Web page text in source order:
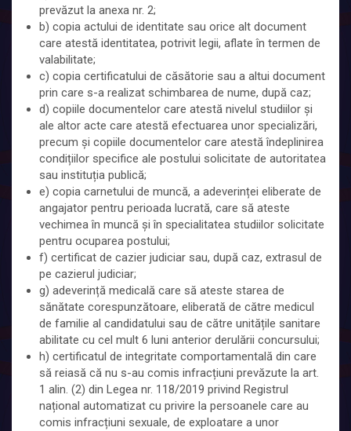
prevăzut la anexa nr. 2;
b) copia actului de identitate sau orice alt document
care atestă identitatea, potrivit legii, aflate în termen de
valabilitate;
c) copia certificatului de căsătorie sau a altui document
prin care s-a realizat schimbarea de nume, după caz;
d) copiile documentelor care atestă nivelul studiilor și
ale altor acte care atestă efectuarea unor specializări,
precum și copiile documentelor care atestă îndeplinirea
condițiilor specifice ale postului solicitate de autoritatea
sau instituția publică;
e) copia carnetului de muncă, a adeverinței eliberate de
angajator pentru perioada lucrată, care să ateste
vechimea în muncă și în specialitatea studiilor solicitate
pentru ocuparea postului;
f) certificat de cazier judiciar sau, după caz, extrasul de
pe cazierul judiciar;
g) adeverință medicală care să ateste starea de
sănătate corespunzătoare, eliberată de către medicul
de familie al candidatului sau de către unitățile sanitare
abilitate cu cel mult 6 luni anterior derulării concursului;
h) certificatul de integritate comportamentală din care
să reiasă că nu s-au comis infracțiuni prevăzute la art.
1 alin. (2) din Legea nr. 118/2019 privind Registrul
național automatizat cu privire la persoanele care au
comis infracțiuni sexuale, de exploatare a unor